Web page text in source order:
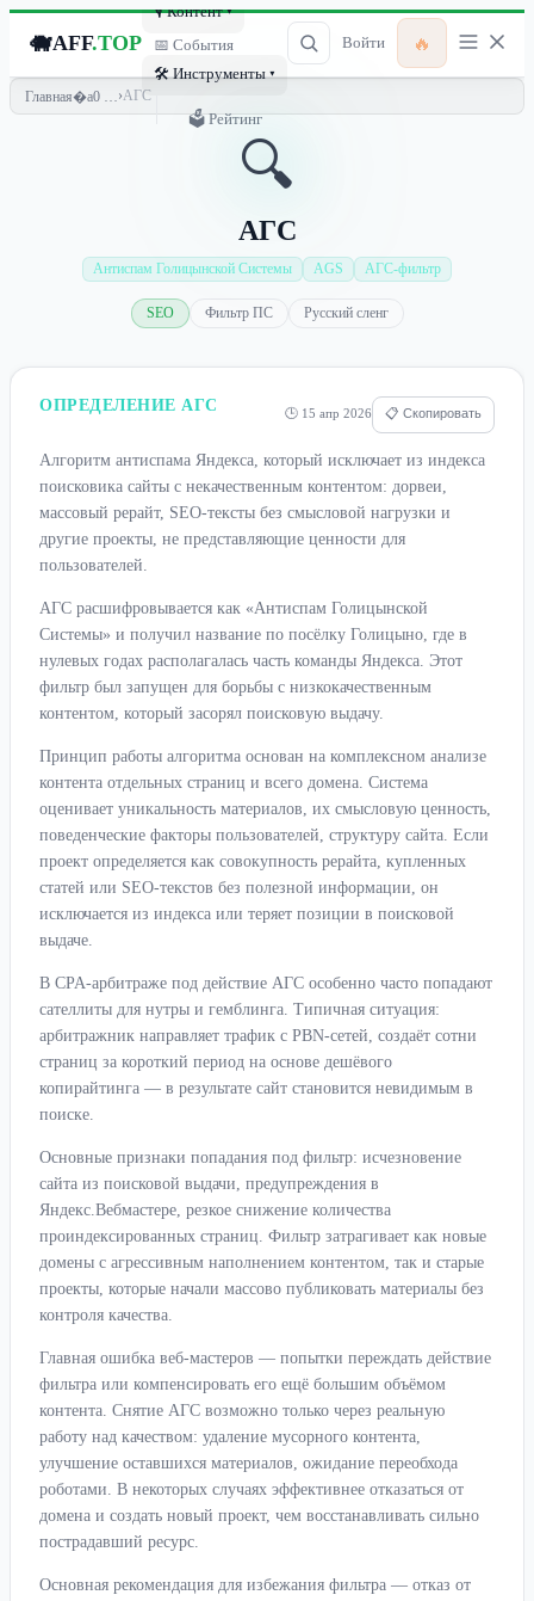
🐗AFF.TOP
🎙 Контент ▾
📅 События
🛠 Инструменты ▾
🗳 Рейтинг
Войти 🔥
Главная ›АГС
🔍
АГС
Антиспам Голицынской Системы AGS АГС-фильтр
SEO Фильтр ПС Русский сленг
ОПРЕДЕЛЕНИЕ АГС 🕒 15 апр 2026 📋 Скопировать
Алгоритм антиспама Яндекса, который исключает из индекса
поисковика сайты с некачественным контентом: дорвеи,
массовый рерайт, SEO-тексты без смысловой нагрузки и
другие проекты, не представляющие ценности для
пользователей.
АГС расшифровывается как «Антиспам Голицынской
Системы» и получил название по посёлку Голицыно, где в
нулевых годах располагалась часть команды Яндекса. Этот
фильтр был запущен для борьбы с низкокачественным
контентом, который засорял поисковую выдачу.
Принцип работы алгоритма основан на комплексном анализе
контента отдельных страниц и всего домена. Система
оценивает уникальность материалов, их смысловую ценность,
поведенческие факторы пользователей, структуру сайта. Если
проект определяется как совокупность рерайта, купленных
статей или SEO-текстов без полезной информации, он
исключается из индекса или теряет позиции в поисковой
выдаче.
В CPA-арбитраже под действие АГС особенно часто попадают
сателлиты для нутры и гемблинга. Типичная ситуация:
арбитражник направляет трафик с PBN-сетей, создаёт сотни
страниц за короткий период на основе дешёвого
копирайтинга — в результате сайт становится невидимым в
поиске.
Основные признаки попадания под фильтр: исчезновение
сайта из поисковой выдачи, предупреждения в
Яндекс.Вебмастере, резкое снижение количества
проиндексированных страниц. Фильтр затрагивает как новые
домены с агрессивным наполнением контентом, так и старые
проекты, которые начали массово публиковать материалы без
контроля качества.
Главная ошибка веб-мастеров — попытки переждать действие
фильтра или компенсировать его ещё большим объёмом
контента. Снятие АГС возможно только через реальную
работу над качеством: удаление мусорного контента,
улучшение оставшихся материалов, ожидание переобхода
роботами. В некоторых случаях эффективнее отказаться от
домена и создать новый проект, чем восстанавливать сильно
пострадавший ресурс.
Основная рекомендация для избежания фильтра — отказ от